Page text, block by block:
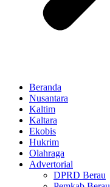
Beranda
Nusantara
Kaltim
Kaltara
Ekobis
Hukrim
Olahraga
Advertorial
DPRD Berau